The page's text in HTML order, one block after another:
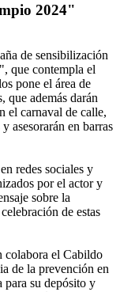
2024"
de sensibilización
que contempla el
pone el área de
que además darán
el carnaval de calle,
asesorarán en barras
redes sociales y
por el actor y
sobre la
de estas
colabora el Cabildo
de la prevención en
para su depósito y